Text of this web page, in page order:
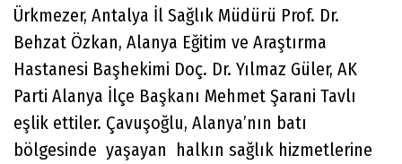
Ürkmezer, Antalya İl Sağlık Müdürü Prof. Dr.
Behzat Özkan, Alanya Eğitim ve Araştırma
Hastanesi Başhekimi Doç. Dr. Yılmaz Güler, AK
Parti Alanya İlçe Başkanı Mehmet Şarani Tavlı
eşlik ettiler. Çavuşoğlu, Alanya’nın batı
bölgesinde yaşayan halkın sağlık hizmetlerine